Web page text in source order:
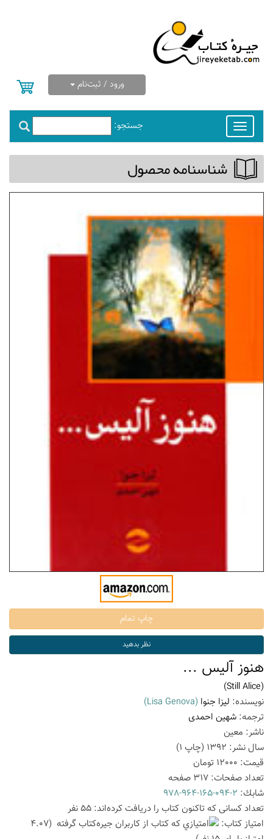
ورود / ثبت‌نام
جستجو:
Toggle
navigation
شناسنامه محصول
هنوز آلیس ...
(Still Alice)
نویسنده: لیزا جنوا (Lisa Genova)
ترجمه: شهین احمدی
ناشر: معین
سال نشر: 1392 (چاپ 1
)
قیمت: 12000 تومان
تعداد صفحات: 317 صفحه
شابك: 978-964-165-094-2
تعداد كسانی كه تاكنون كتاب را دریافت كرده‌اند: 55 نفر
امتیاز كتاب:
(4.07